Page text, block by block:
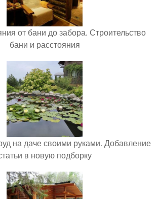
от бани до забора. Строительство
бани и расстояния
на даче своими руками. Добавление
в новую подборку